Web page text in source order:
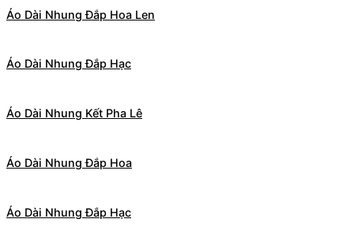
Áo Dài Nhung Đắp Hoa Len
Áo Dài Nhung Đắp Hạc
Áo Dài Nhung Kết Pha Lê
Áo Dài Nhung Đắp Hoa
Áo Dài Nhung Đắp Hạc